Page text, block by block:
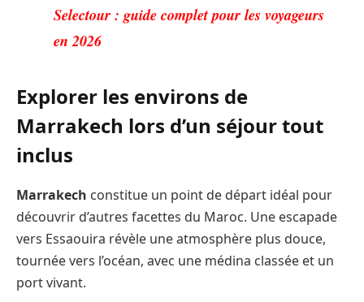
Selectour : guide complet pour les voyageurs
en 2026
Explorer les environs de
Marrakech lors d’un séjour tout
inclus
Marrakech constitue un point de départ idéal pour
découvrir d’autres facettes du Maroc. Une escapade
vers Essaouira révèle une atmosphère plus douce,
tournée vers l’océan, avec une médina classée et un
port vivant.